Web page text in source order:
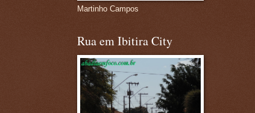
Martinho Campos
Rua em Ibitira City